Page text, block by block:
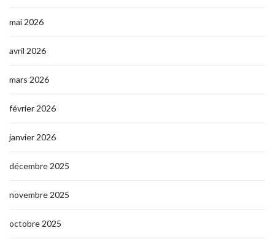
mai 2026
avril 2026
mars 2026
février 2026
janvier 2026
décembre 2025
novembre 2025
octobre 2025